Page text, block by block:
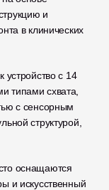
и
в клинических
устройство с 14
типами схвата,
с сенсорным
структурой,
оснащаются
и искусственный